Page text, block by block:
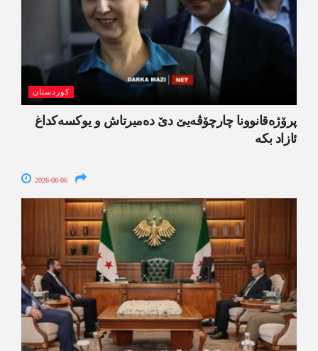
کوردستان
پرۆژەقانوونا چارچۆڤەیێ دێ دەمیرتاش و یوکسەکداغ
ئازاد بکە
2026-08-06